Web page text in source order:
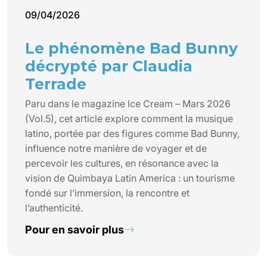
09/04/2026
Le phénomène Bad Bunny
décrypté par Claudia
Terrade
Paru dans le magazine Ice Cream – Mars 2026
(Vol.5), cet article explore comment la musique
latino, portée par des figures comme Bad Bunny,
influence notre manière de voyager et de
percevoir les cultures, en résonance avec la
vision de Quimbaya Latin America : un tourisme
fondé sur l’immersion, la rencontre et
l’authenticité.
Pour en savoir plus